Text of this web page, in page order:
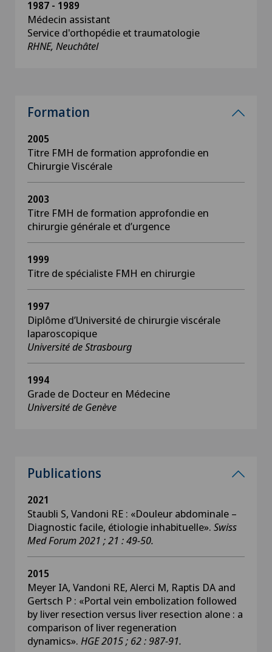
1987 - 1989
Médecin assistant
Service d'orthopédie et traumatologie
RHNE, Neuchâtel
Formation
2005
Titre FMH de formation approfondie en
Chirurgie Viscérale
2003
Titre FMH de formation approfondie en
chirurgie générale et d’urgence
1999
Titre de spécialiste FMH en chirurgie
1997
Diplôme d’Université de chirurgie viscérale
laparoscopique
Université de Strasbourg
1994
Grade de Docteur en Médecine
Université de Genève
Publications
2021
Staubli S, Vandoni RE : «Douleur abdominale –
Diagnostic facile, étiologie inhabituelle». Swiss
Med Forum 2021 ; 21 : 49-50.
2015
Meyer IA, Vandoni RE, Alerci M, Raptis DA and
Gertsch P : «Portal vein embolization followed
by liver resection versus liver resection alone : a
comparison of liver regeneration
dynamics». HGE 2015 ; 62 : 987-91.